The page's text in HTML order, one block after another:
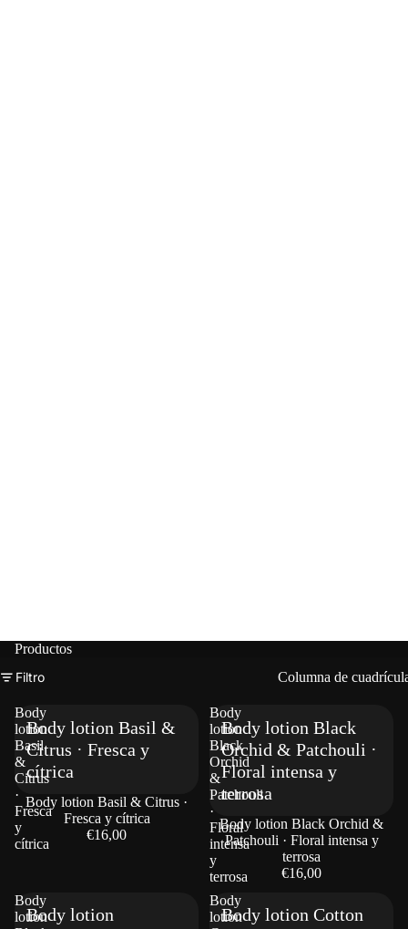
Productos
Filtro
Columna de
Body
lotion
Basil
&
Citrus
·
Fresca
y
cítrica
Body lotion Basil &
Citrus · Fresca y
cítrica
Body lotion Basil & Citrus ·
Fresca y cítrica
€16,00
Body
lotion
Black
Orchid
&
Patchouli
·
Floral
intensa
y
terrosa
Body lotion Black
Orchid & Patchouli ·
Floral intensa y
terrosa
Body lotion Black Orchid &
Patchouli · Floral intensa y
terrosa
€16,00
Body
lotion
Body lotion
Body
lotion
Body lotion Cotton